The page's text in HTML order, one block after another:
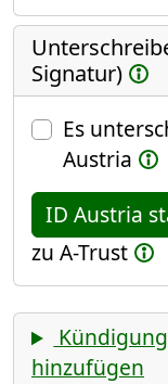
Signatur)
Es
Austria
ID Austria
zu A-Trust
hinzufügen